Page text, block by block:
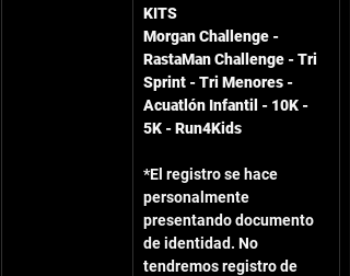
KITS
Morgan Challenge -
RastaMan Challenge - Tri
Sprint - Tri Menores -
Acuatlón Infantil - 10K -
5K - Run4Kids
*El registro se hace
personalmente
presentando documento
de identidad. No
tendremos registro de